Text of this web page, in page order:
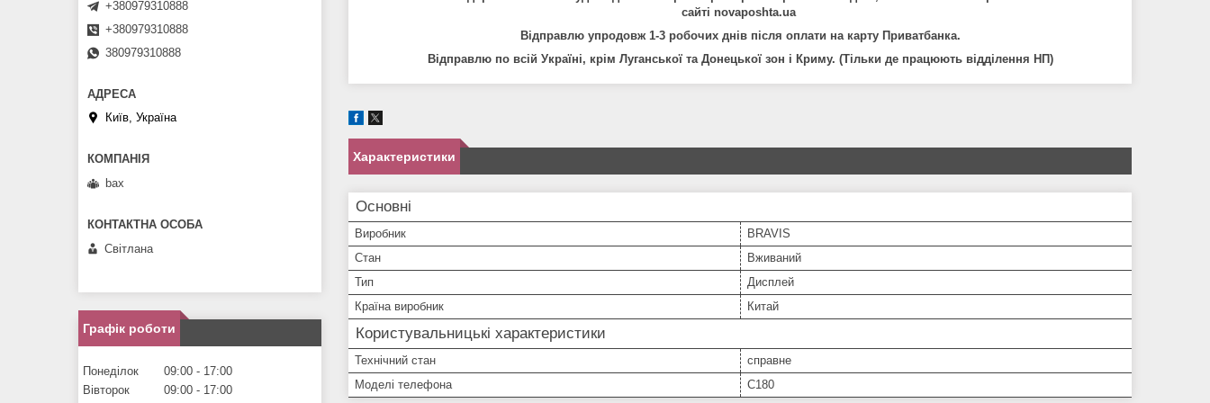
сайті novaposhta.ua
Відправлю упродовж 1-3 робочих днів після оплати на карту Приватбанка.
Відправлю по всій Україні, крім Луганської та Донецької зон і Криму. (Тільки де працюють відділення НП)
Характеристики
Основні
Виробник
BRAVIS
Стан
Вживаний
Тип
Дисплей
Країна виробник
Китай
Користувальницькі характеристики
Технічний стан
справне
Моделі телефона
C180
+380979310888
+380979310888
380979310888
Київ, Україна
bax
Світлана
Графік роботи
Понеділок 09:00
17:00
Вівторок
09:00
17:00